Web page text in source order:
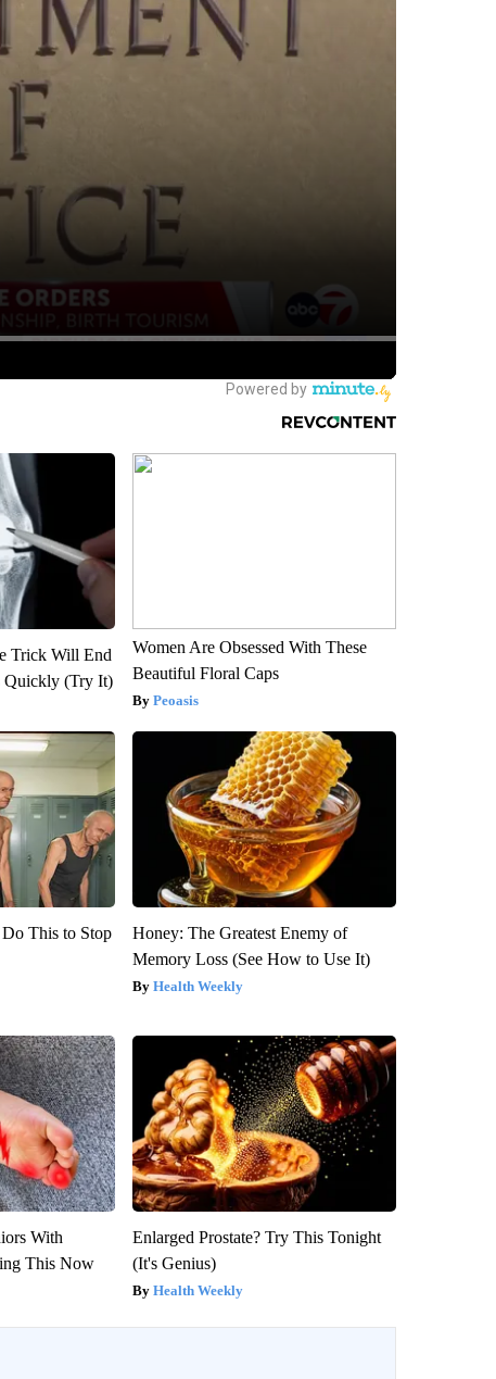
Trick Will End
Quickly (Try It)
Women Are Obsessed With These
Beautiful Floral Caps
Peoasis
This to Stop
Honey: The Greatest Enemy of
Memory Loss (See How to Use It)
Health Weekly
With
This Now
Enlarged Prostate? Try This Tonight
(It's Genius)
Health Weekly